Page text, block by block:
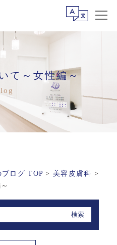
て～女性編～
ブログ TOP> 美容皮膚科 >